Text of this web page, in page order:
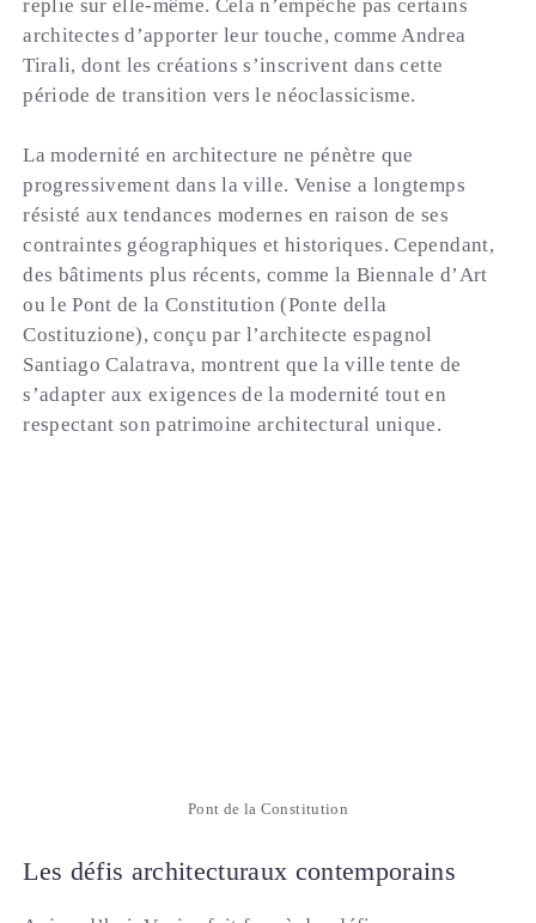
replie sur elle-même. Cela n’empêche pas certains
architectes d’apporter leur touche, comme Andrea
Tirali, dont les créations s’inscrivent dans cette
période de transition vers le néoclassicisme.
La modernité en architecture ne pénètre que
progressivement dans la ville. Venise a longtemps
résisté aux tendances modernes en raison de ses
contraintes géographiques et historiques. Cependant,
des bâtiments plus récents, comme la Biennale d’Art
ou le Pont de la Constitution (Ponte della
Costituzione), conçu par l’architecte espagnol
Santiago Calatrava, montrent que la ville tente de
s’adapter aux exigences de la modernité tout en
respectant son patrimoine architectural unique.
Pont de la Constitution
Les défis architecturaux contemporains